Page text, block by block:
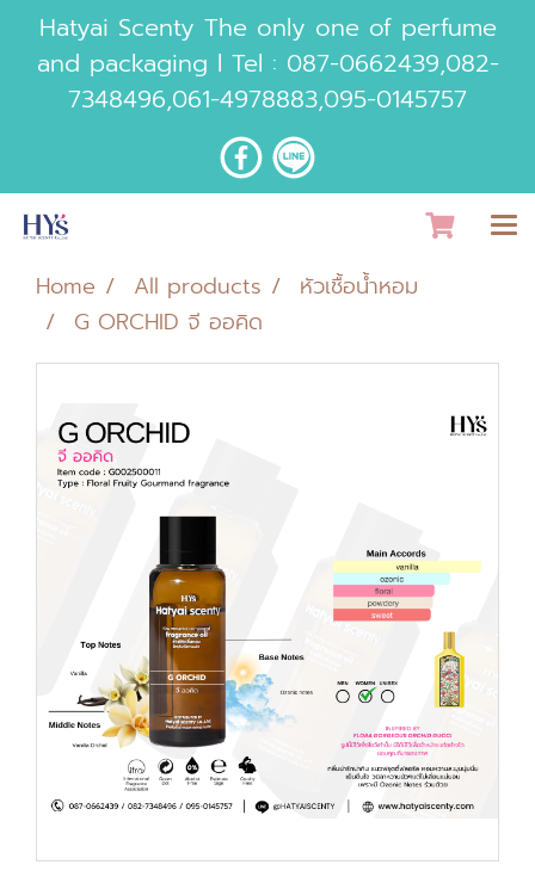
Hatyai Scenty The only one of perfume
and packaging l Tel : 087-0662439,082-
7348496,061-4978883,095-0145757
Home All products
หัวเชื้อน้ำหอม
G ORCHID จี ออคิด